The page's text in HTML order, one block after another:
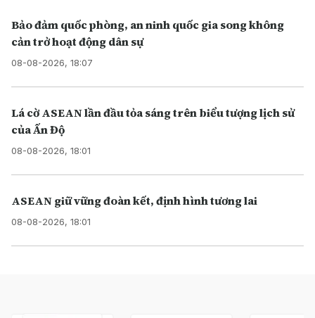
Bảo đảm quốc phòng, an ninh quốc gia song không
cản trở hoạt động dân sự
08-08-2026, 18:07
Lá cờ ASEAN lần đầu tỏa sáng trên biểu tượng lịch sử
của Ấn Độ
08-08-2026, 18:01
ASEAN giữ vững đoàn kết, định hình tương lai
08-08-2026, 18:01